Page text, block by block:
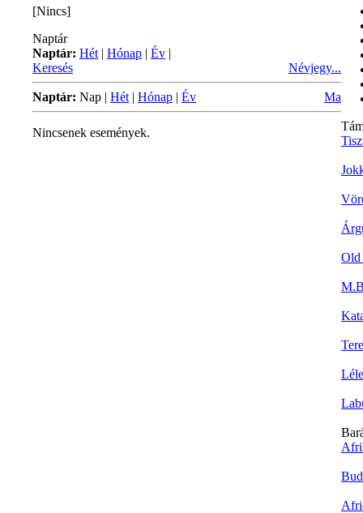
[Nincs]
Naptár
Naptár: Hét | Hónap | Év |
Keresés
Névjegy...
Naptár: Nap | Hét | Hónap | Év Ma
Nincsenek események.
Old